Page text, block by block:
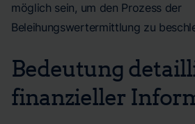
möglich sein, um den Prozess der
Beleihungswertermittlung zu
Bedeutung
finanzieller